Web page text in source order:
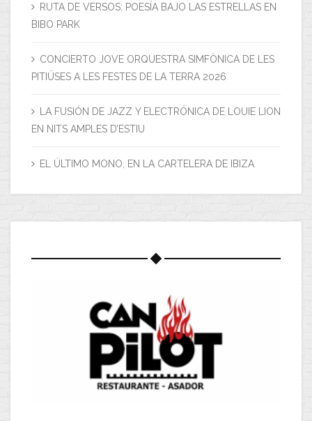
RUTA DE VERSOS: POESÍA BAJO LAS ESTRELLAS EN
BIBO PARK
CONCIERTO JOVE ORQUESTRA SIMFÒNICA DE LES
PITIÜSES A LES FESTES DE LA TERRA 2026
LA FUSIÓN DE JAZZ Y ELECTRÓNICA DE LOUIE LION
EN NITS AMPLES D’ESTIU
EL ÚLTIMO MONO, EN LA CARTELERA DE IBIZA